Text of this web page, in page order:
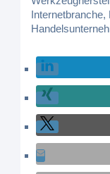
Internetbranche,